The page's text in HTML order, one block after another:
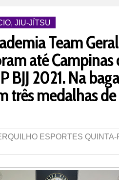
, JIU-JÍTSU
Team
até Campinas
BJJ 2021. Na
três medalhas
ESPORTES